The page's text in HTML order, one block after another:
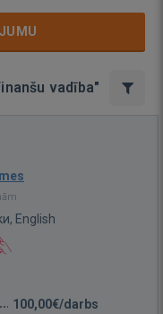
vadība"
English
100,00€/darbs